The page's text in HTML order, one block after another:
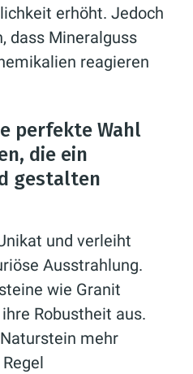
erhöht. Jedoch
dass Mineralguss
reagieren
perfekte Wahl
die ein
gestalten
und verleiht
Ausstrahlung.
wie Granit
Robustheit aus.
mehr